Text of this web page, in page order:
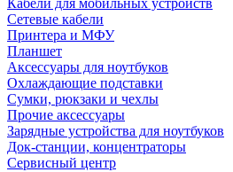
Кабели для мобильных устройств
Сетевые кабели
Принтера и МФУ
Планшет
Аксессуары для ноутбуков
Охлаждающие подставки
Сумки, рюкзаки и чехлы
Прочие аксессуары
Зарядные устройства для ноутбуков
Док-станции, концентраторы
Сервисный центр